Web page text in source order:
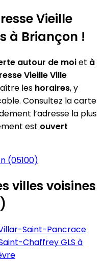
Vieille
à Briançon !
autour de moiet à
Vieille Ville
les horaires, y
Consultez la carte
l’adresse la plus
est ouvert
(05100)
villes voisines
Saint-Pancrace
ChaffreyGLS à